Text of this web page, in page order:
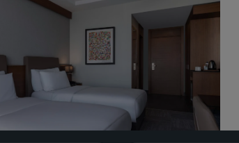
Toplantılar ve Etkinlikler
Radisson Meetings'i Keşfedin
Toplantı odası rezerve edin
Etkinlik Destinasyonları
Sektör Çözümleri